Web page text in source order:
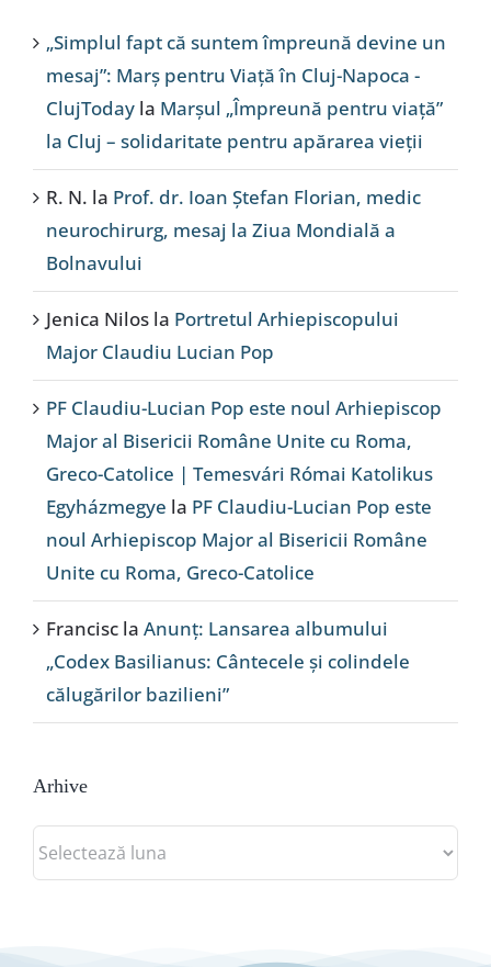
„Simplul fapt că suntem împreună devine un
mesaj”: Marș pentru Viață în Cluj-Napoca -
ClujToday la Marșul „Împreună pentru viață”
la Cluj – solidaritate pentru apărarea vieții
R. N. la Prof. dr. Ioan Ștefan Florian, medic
neurochirurg, mesaj la Ziua Mondială a
Bolnavului
Jenica Nilos la Portretul Arhiepiscopului
Major Claudiu Lucian Pop
PF Claudiu-Lucian Pop este noul Arhiepiscop
Major al Bisericii Române Unite cu Roma,
Greco-Catolice | Temesvári Római Katolikus
Egyházmegye la PF Claudiu-Lucian Pop este
noul Arhiepiscop Major al Bisericii Române
Unite cu Roma, Greco-Catolice
Francisc la Anunț: Lansarea albumului
„Codex Basilianus: Cântecele și colindele
călugărilor bazilieni”
Arhive
Arhive